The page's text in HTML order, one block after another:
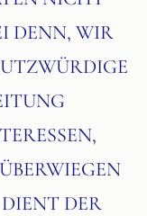
DENN, WIR
DER